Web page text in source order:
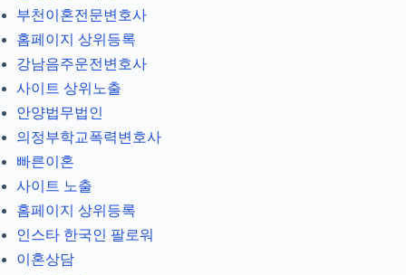
부천이혼전문변호사
홈페이지 상위등록
강남음주운전변호사
사이트 상위노출
안양법무법인
의정부학교폭력변호사
빠른이혼
사이트 노출
홈페이지 상위등록
인스타 한국인 팔로워
이혼상담